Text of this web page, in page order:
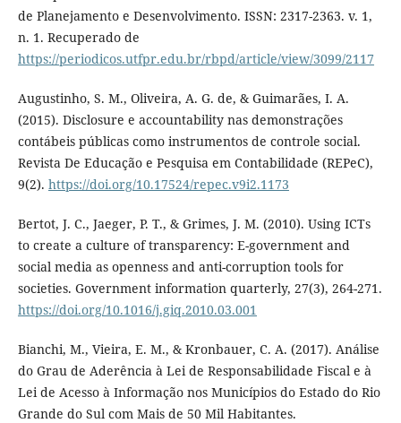
de Planejamento e Desenvolvimento. ISSN: 2317-2363. v. 1,
n. 1. Recuperado de
https://periodicos.utfpr.edu.br/rbpd/article/view/3099/2117
Augustinho, S. M., Oliveira, A. G. de, & Guimarães, I. A.
(2015). Disclosure e accountability nas demonstrações
contábeis públicas como instrumentos de controle social.
Revista De Educação e Pesquisa em Contabilidade (REPeC),
9(2). https://doi.org/10.17524/repec.v9i2.1173
Bertot, J. C., Jaeger, P. T., & Grimes, J. M. (2010). Using ICTs
to create a culture of transparency: E-government and
social media as openness and anti-corruption tools for
societies. Government information quarterly, 27(3), 264-271.
https://doi.org/10.1016/j.giq.2010.03.001
Bianchi, M., Vieira, E. M., & Kronbauer, C. A. (2017). Análise
do Grau de Aderência à Lei de Responsabilidade Fiscal e à
Lei de Acesso à Informação nos Municípios do Estado do Rio
Grande do Sul com Mais de 50 Mil Habitantes.